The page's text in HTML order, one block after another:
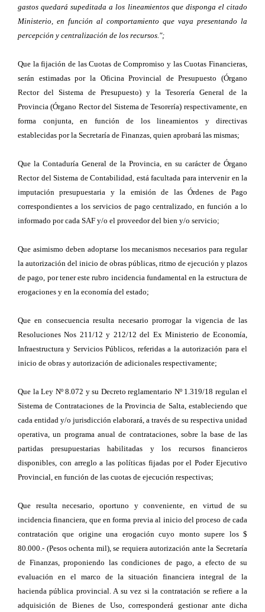
gastos quedará supeditada a los lineamientos que disponga el citado
Ministerio, en función al comportamiento que vaya presentando la
percepción y centralización de los recursos.";
Que la fijación de las Cuotas de Compromiso y las Cuotas Financieras,
serán estimadas por la Oficina Provincial de Presupuesto (Órgano
Rector del Sistema de Presupuesto) y la Tesorería General de la
Provincia (Órgano Rector del Sistema de Tesorería) respectivamente, en
forma conjunta, en función de los lineamientos y directivas
establecidas por la Secretaría de Finanzas, quien aprobará las mismas;
Que la Contaduría General de la Provincia, en su carácter de Órgano
Rector del Sistema de Contabilidad, está facultada para intervenir en la
imputación presupuestaria y la emisión de las Órdenes de Pago
correspondientes a los servicios de pago centralizado, en función a lo
informado por cada SAF y/o el proveedor del bien y/o servicio;
Que asimismo deben adoptarse los mecanismos necesarios para regular
la autorización del inicio de obras públicas, ritmo de ejecución y plazos
de pago, por tener este rubro incidencia fundamental en la estructura de
erogaciones y en la economía del estado;
Que en consecuencia resulta necesario prorrogar la vigencia de las
Resoluciones Nos 211/12 y 212/12 del Ex Ministerio de Economía,
Infraestructura y Servicios Públicos, referidas a la autorización para el
inicio de obras y autorización de adicionales respectivamente;
Que la Ley Nº 8.072 y su Decreto reglamentario Nº 1.319/18 regulan el
Sistema de Contrataciones de la Provincia de Salta, estableciendo que
cada entidad y/o jurisdicción elaborará, a través de su respectiva unidad
operativa, un programa anual de contrataciones, sobre la base de las
partidas presupuestarias habilitadas y los recursos financieros
disponibles, con arreglo a las políticas fijadas por el Poder Ejecutivo
Provincial, en función de las cuotas de ejecución respectivas;
Que resulta necesario, oportuno y conveniente, en virtud de su
incidencia financiera, que en forma previa al inicio del proceso de cada
contratación que origine una erogación cuyo monto supere los $
80.000.- (Pesos ochenta mil), se requiera autorización ante la Secretaría
de Finanzas, proponiendo las condiciones de pago, a efecto de su
evaluación en el marco de la situación financiera integral de la
hacienda pública provincial. A su vez si la contratación se refiere a la
adquisición de Bienes de Uso, corresponderá gestionar ante dicha